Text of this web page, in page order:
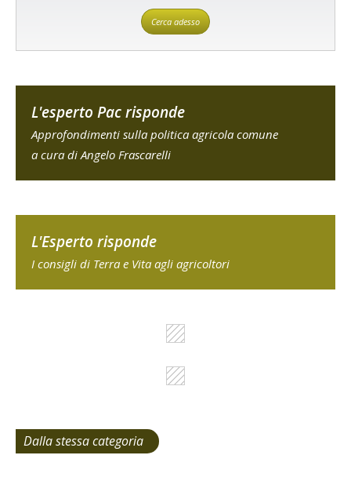
Cerca adesso
L'esperto Pac risponde
Approfondimenti sulla politica agricola comune
a cura di Angelo Frascarelli
L'Esperto risponde
I consigli di Terra e Vita agli agricoltori
Dalla stessa categoria